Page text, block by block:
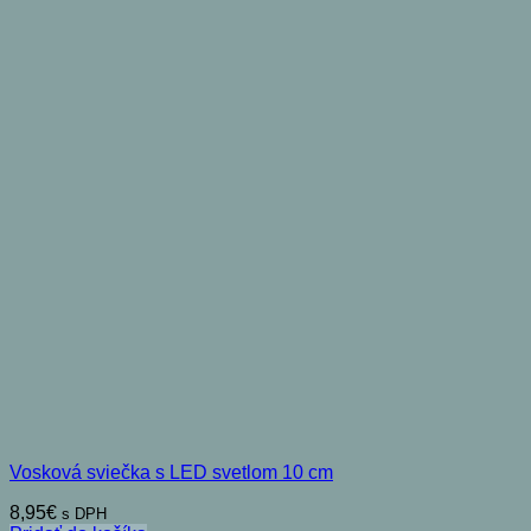
Vosková sviečka s LED svetlom 10 cm
8,95€ s DPH